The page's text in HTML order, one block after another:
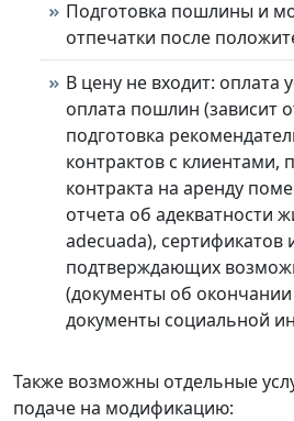
Подготовка пошлины и
отпечатки после
В цену не входит: оплата
оплата пошлин (зависит
подготовка
контрактов с клиентами,
контракта на аренду
отчета об адекватности
adecuada), сертификатов
подтверждающих
(документы об
документы социальной
Также возможны отдельные
подаче на модификацию: